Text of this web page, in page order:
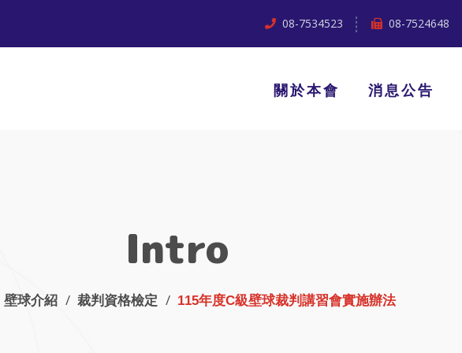
08-7534523 08-7524648
關於本會 消息公告
Intro
壁球介紹 裁判資格檢定 115年度C級壁球裁判講習會實施辦法